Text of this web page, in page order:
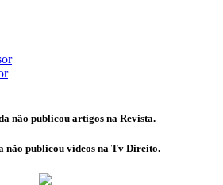
não publicou artigos na Revista.
não publicou vídeos na Tv Direito.